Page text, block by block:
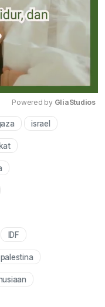
Mute
Powered by GliaStudios
israel
IDF